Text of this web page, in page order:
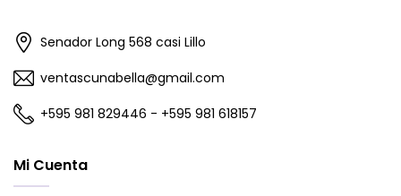
Senador Long 568 casi Lillo
ventascunabella@gmail.com
+595 981 829446 - +595 981 618157
Mi Cuenta